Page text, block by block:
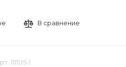
111105-1
В сравнение